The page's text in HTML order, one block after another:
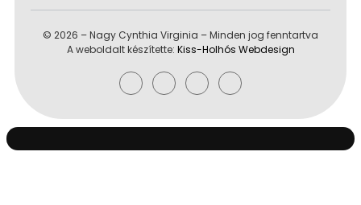
© 2026 – Nagy Cynthia Virginia – Minden jog fenntartva
A weboldalt készítette: Kiss-Holhós Webdesign